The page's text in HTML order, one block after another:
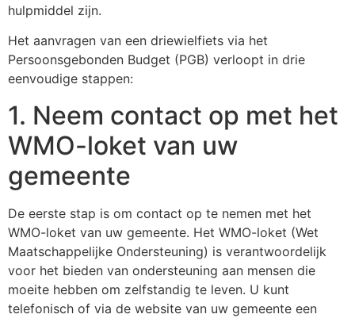
hulpmiddel zijn.
Het aanvragen van een driewielfiets via het
Persoonsgebonden Budget (PGB) verloopt in drie
eenvoudige stappen:
1. Neem contact op met het
WMO-loket van uw
gemeente
De eerste stap is om contact op te nemen met het
WMO-loket van uw gemeente. Het WMO-loket (Wet
Maatschappelijke Ondersteuning) is verantwoordelijk
voor het bieden van ondersteuning aan mensen die
moeite hebben om zelfstandig te leven. U kunt
telefonisch of via de website van uw gemeente een